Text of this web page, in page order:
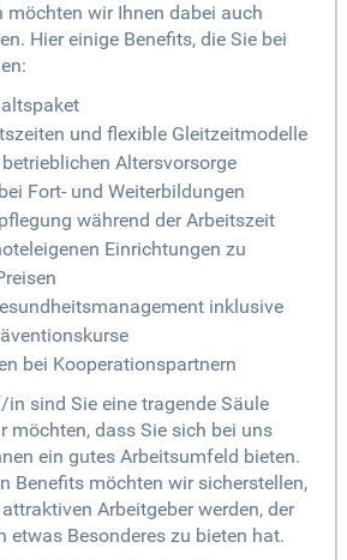
wir Ihnen dabei auch
Hier einige Benefits, die Sie bei
und flexible Gleitzeitmodelle
Altersvorsorge
Fort- und Weiterbildungen
während der Arbeitszeit
Einrichtungen zu
inklusive
bei Kooperationspartnern
sind Sie eine tragende Säule
möchten, dass Sie sich bei uns
ein gutes Arbeitsumfeld bieten.
Benefits möchten wir sicherstellen,
Arbeitgeber werden, der
etwas Besonderes zu bieten hat.